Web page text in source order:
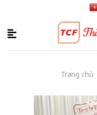
content
Trang chủ